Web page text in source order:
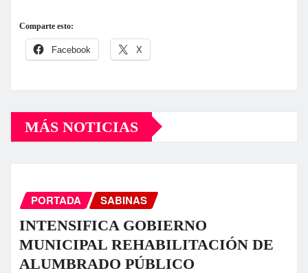
Comparte esto:
Facebook X
MÁS NOTICIAS
PORTADA SABINAS
INTENSIFICA GOBIERNO
MUNICIPAL REHABILITACIÓN DE
ALUMBRADO PÚBLICO